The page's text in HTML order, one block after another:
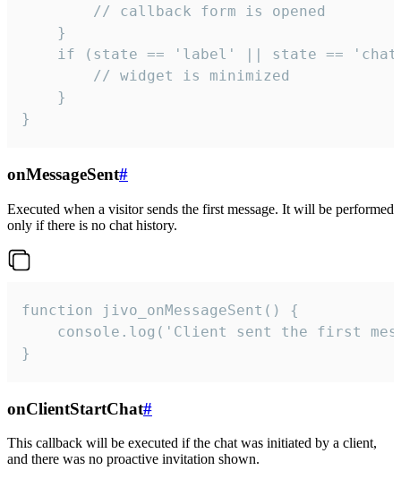
        // callback form is opened
    }
if (state == 'label' || state ==
        // widget is minimized
    }
}
onMessageSent#
Executed when a visitor sends the first message. It will be performed
only if there is no chat history.
function jivo_onMessageSent() {
console.log('Client sent the first
}
onClientStartChat#
This callback will be executed if the chat was initiated by a client,
and there was no proactive invitation shown.